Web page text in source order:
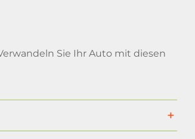
Sie Ihr Auto mit diesen